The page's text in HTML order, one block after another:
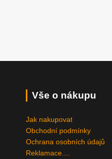
Vše o nákupu
Jak nakupovat
Obchodní podmínky
Ochrana osobních údajů
Reklamace....